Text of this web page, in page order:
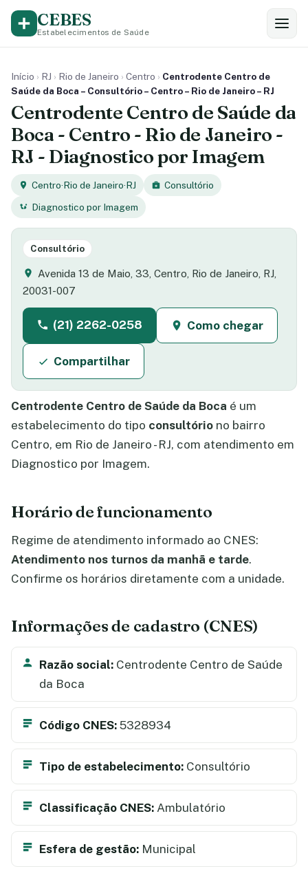
CEBES
Estabelecimentos de Saúde
Início › RJ › Rio de Janeiro › Centro › Centrodente Centro de
Saúde da Boca – Consultório – Centro – Rio de Janeiro – RJ
Centrodente Centro de Saúde da
Boca - Centro - Rio de Janeiro -
RJ - Diagnostico por Imagem
Centro·Rio de Janeiro·RJ
Consultório
Diagnostico por Imagem
Consultório
Avenida 13 de Maio, 33, Centro, Rio de Janeiro, RJ,
20031-007
(21) 2262-0258 Como chegar
Compartilhar
Centrodente Centro de Saúde da Boca é um
estabelecimento do tipo consultório no bairro
Centro, em Rio de Janeiro - RJ, com atendimento em
Diagnostico por Imagem.
Horário de funcionamento
Regime de atendimento informado ao CNES:
Atendimento nos turnos da manhã e tarde.
Confirme os horários diretamente com a unidade.
Informações de cadastro (CNES)
Razão social: Centrodente Centro de Saúde
da Boca
Código CNES: 5328934
Tipo de estabelecimento: Consultório
Classificação CNES: Ambulatório
Esfera de gestão: Municipal